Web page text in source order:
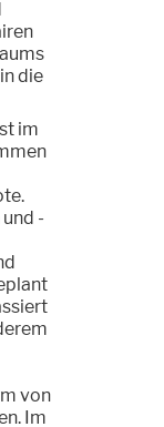
die
im
-
von
Im